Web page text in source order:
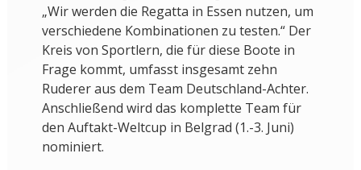
„Wir werden die Regatta in Essen nutzen, um
verschiedene Kombinationen zu testen.“ Der
Kreis von Sportlern, die für diese Boote in
Frage kommt, umfasst insgesamt zehn
Ruderer aus dem Team Deutschland-Achter.
Anschließend wird das komplette Team für
den Auftakt-Weltcup in Belgrad (1.-3. Juni)
nominiert.